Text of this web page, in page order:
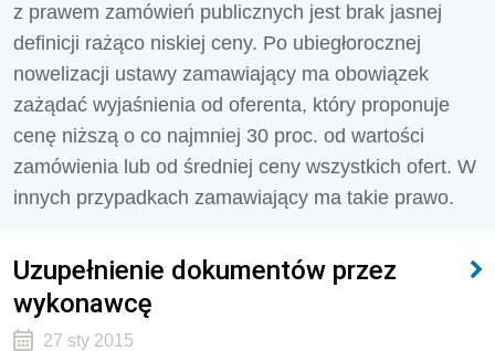
z prawem zamówień publicznych jest brak jasnej
definicji rażąco niskiej ceny. Po ubiegłorocznej
nowelizacji ustawy zamawiający ma obowiązek
zażądać wyjaśnienia od oferenta, który proponuje
cenę niższą o co najmniej 30 proc. od wartości
zamówienia lub od średniej ceny wszystkich ofert. W
innych przypadkach zamawiający ma takie prawo.
Uzupełnienie dokumentów przez
wykonawcę
27 sty 2015